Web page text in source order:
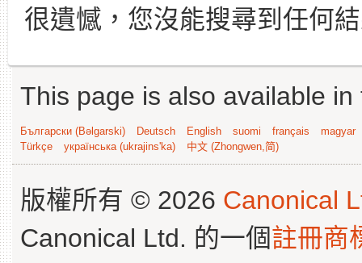
很遺憾，您沒能搜尋到任何
This page is also available
Български (Bəlgarski) Deutsch English suomi français
magyar
Türkçe
українська (ukrajins'ka) 中文 (Zhongwen,简)
版權所有 © 2026 Canonical
Canonical Ltd. 的一個註冊商